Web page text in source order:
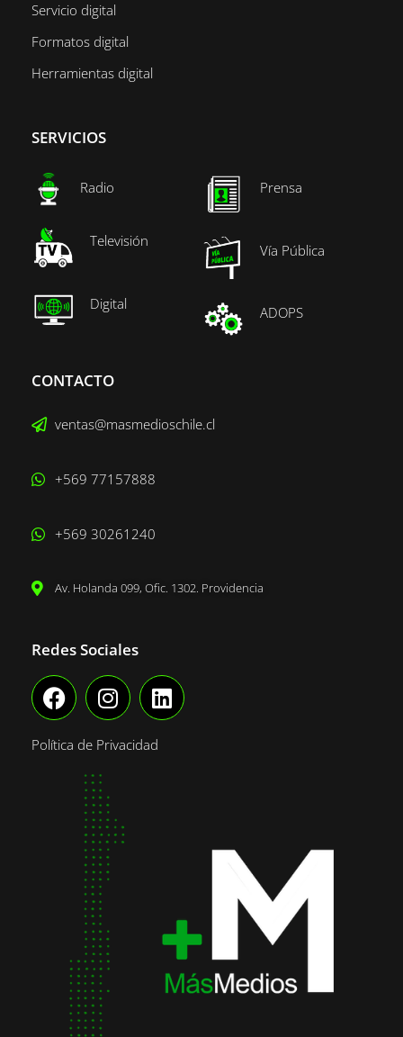
Servicio digital
Formatos digital
Herramientas digital
SERVICIOS
Radio
Televisión
Digital
Prensa
Vía Pública
ADOPS
CONTACTO
ventas@masmedioschile.cl
+569 77157888
+569 30261240
Av. Holanda 099, Ofic. 1302. Providencia
Redes Sociales
Política de Privacidad